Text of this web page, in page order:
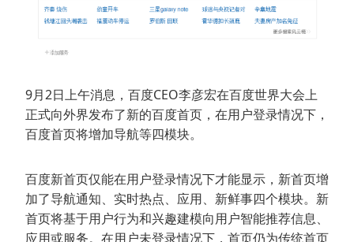
9月2日上午消息，百度CEO李彦宏在百度世界大会上
正式向外界发布了新的百度首页，在用户登录情况下，
百度首页将增加导航等四模块。
百度新首页仅能在用户登录情况下才能显示，新首页增
加了导航通知、实时热点、应用、新鲜事四个模块。新
首页将基于用户行为和兴趣建模向用户智能推荐信息、
应用或服务。在用户未登录情况下，首页仍为传统首页